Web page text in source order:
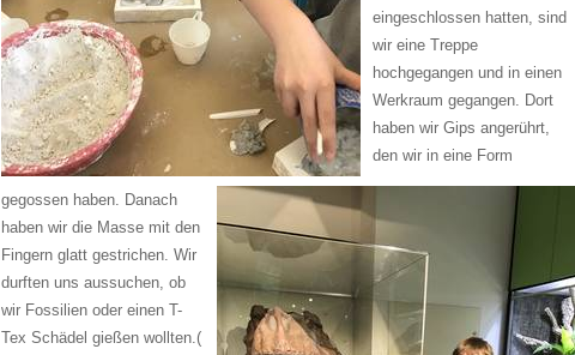
eingeschlossen hatten, sind
wir eine Treppe
hochgegangen und in einen
Werkraum gegangen. Dort
haben wir Gips angerührt,
den wir in eine Form
gegossen haben. Danach
haben wir die Masse mit den
Fingern glatt gestrichen. Wir
durften uns aussuchen, ob
wir Fossilien oder einen T-
Tex Schädel gießen wollten.(